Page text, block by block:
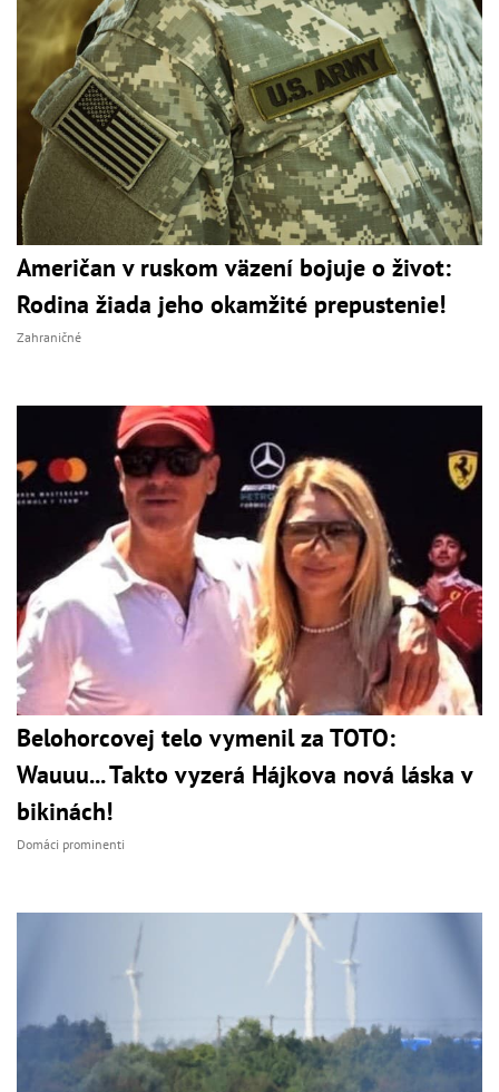
Američan v ruskom väzení bojuje o život:
Rodina žiada jeho okamžité prepustenie!
Zahraničné
Belohorcovej telo vymenil za TOTO:
Wauuu... Takto vyzerá Hájkova nová láska v
bikinách!
Domáci prominenti